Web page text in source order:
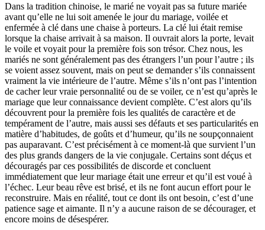
Dans la tradition chinoise, le marié ne voyait pas sa future mariée
avant qu’elle ne lui soit amenée le jour du mariage, voilée et
enfermée à clé dans une chaise à porteurs. La clé lui était remise
lorsque la chaise arrivait à sa maison. Il ouvrait alors la porte, levait
le voile et voyait pour la première fois son trésor. Chez nous, les
mariés ne sont généralement pas des étrangers l’un pour l’autre ; ils
se voient assez souvent, mais on peut se demander s’ils connaissent
vraiment la vie intérieure de l’autre. Même s’ils n’ont pas l’intention
de cacher leur vraie personnalité ou de se voiler, ce n’est qu’après le
mariage que leur connaissance devient complète. C’est alors qu’ils
découvrent pour la première fois les qualités de caractère et de
tempérament de l’autre, mais aussi ses défauts et ses particularités en
matière d’habitudes, de goûts et d’humeur, qu’ils ne soupçonnaient
pas auparavant. C’est précisément à ce moment-là que survient l’un
des plus grands dangers de la vie conjugale. Certains sont déçus et
découragés par ces possibilités de discorde et concluent
immédiatement que leur mariage était une erreur et qu’il est voué à
l’échec. Leur beau rêve est brisé, et ils ne font aucun effort pour le
reconstruire. Mais en réalité, tout ce dont ils ont besoin, c’est d’une
patience sage et aimante. Il n’y a aucune raison de se décourager, et
encore moins de désespérer.